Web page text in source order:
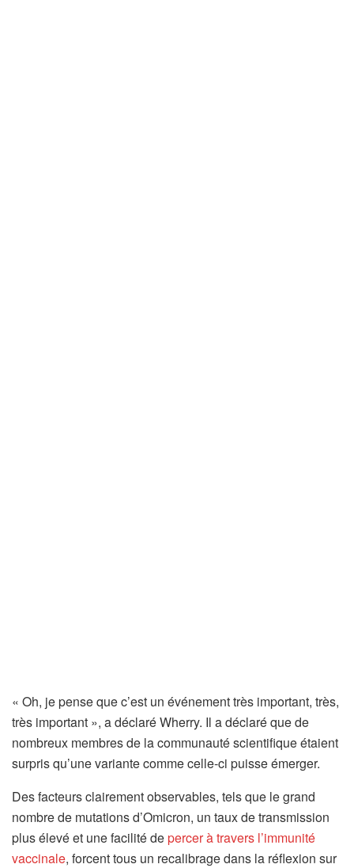
« Oh, je pense que c’est un événement très important, très,
très important », a déclaré Wherry. Il a déclaré que de
nombreux membres de la communauté scientifique étaient
surpris qu’une variante comme celle-ci puisse émerger.
Des facteurs clairement observables, tels que le grand
nombre de mutations d’Omicron, un taux de transmission
plus élevé et une facilité depercer à travers l’immunité
vaccinale, forcent tous un recalibrage dans la réflexion sur